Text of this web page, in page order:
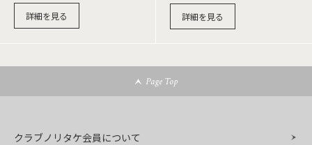
詳細を見る 詳細を見る
Page Top
クラブノリタケ会員について